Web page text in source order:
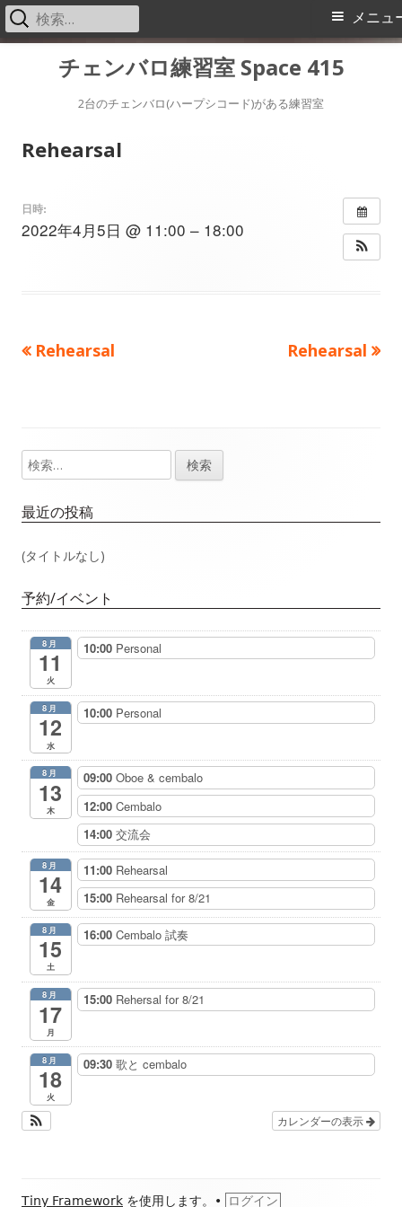
チェンバロ練習室 Space 415
2台のチェンバロ(ハープシコード)がある練習室
メ
メニュ
検
索:
Rehearsal
日時:
2022年4月5日 @ 11:00 – 18:00
投
ビ
ゲ
ー
シ
ョ
ン
前
Rehearsal
次
Rehearsal
メ
イ
ン
ド
バ
検
索:
最近の投稿
(タイトルなし)
予約/イベント
8月
11
火
10:00 Personal
8月
12
水
10:00 Personal
8月
13
木
09:00 Oboe & cembalo
12:00 Cembalo
14:00 交流会
8月
14
金
11:00 Rehearsal
15:00 Rehearsal for 8/21
8月
15
土
16:00 Cembalo 試奏
8月
17
月
15:00 Rehersal for 8/21
8月
18
火
09:30 歌と cembalo
カレンダーの表示
フ
Tiny Framework を使用します。 • ログイン